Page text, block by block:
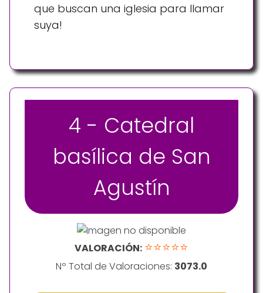
que buscan una iglesia para llamar
suya!
4 - Catedral
basílica de San
Agustín
VALORACIÓN: ⭐⭐⭐⭐⭐
Nº Total de Valoraciones: 3073.0